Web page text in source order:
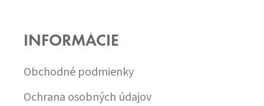
INFORMÁCIE
Obchodné podmienky
Ochrana osobných údajov